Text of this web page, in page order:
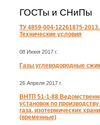
ГОСТы и СНиПы
ТУ 4859-004-12261875-
Технические условия
08 Июня 2017 г.
Газы углеводородные
26 Апреля 2017 г.
ВНТП 51-1-88
установок по
газа, изотермических
(временные)